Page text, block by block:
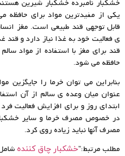
خشکبار نامبرده خشکبار شیرین
یکی از مفیدترین مواد برای حافظه
قابل توجهی قند طبیعی است. مغز
ی فعالیت خود به غذا نیاز دارد و
قند برای مغز با استفاده از مواد
حافظه می شود.
بنابراین می توان خرما را
عنوان میان وعده ی سالم از آن
ابتدای روز و برای افزایش فعالیت
در خصوص مصرف خرما و سایر
مصرف آنها نباید زیاده روی کرد.
مطلب مرتبط:”خشکبار چاق کننده